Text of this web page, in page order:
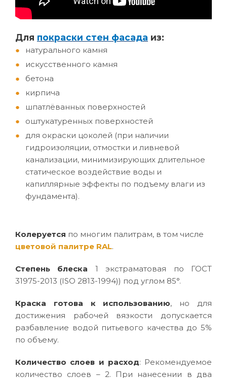
Для покраски стен фасада из:
натурального камня
искусственного камня
бетона
кирпича
шпатлёванных поверхностей
оштукатуренных поверхностей
для окраски цоколей (при наличии
гидроизоляции, отмостки и ливневой
канализации, минимизирующих длительное
статическое воздействие воды и
капиллярные эффекты по подъему влаги из
фундамента).
Колеруется по многим палитрам, в том числе
цветовой палитре RAL.
Степень блеска 1 экстраматовая по ГОСТ
31975-2013 (ISO 2813-1994)) под углом 85°.
Краска готова к использованию, но для
достижения рабочей вязкости допускается
разбавление водой питьевого качества до 5%
по объему.
Количество слоев и расход: Рекомендуемое
количество слоев – 2. При нанесении в два